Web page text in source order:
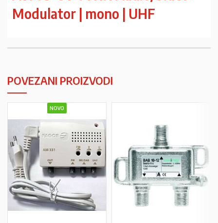
Modulator | mono | UHF
POVEZANI PROIZVODI
NOVO